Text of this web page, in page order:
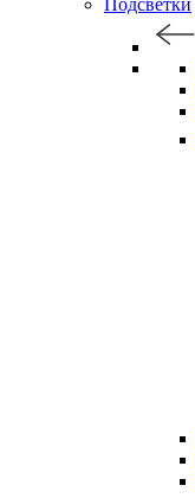
Подсветки